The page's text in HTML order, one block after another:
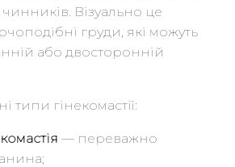
Візуально це
груди, які можуть
або двосторонній
типи гінекомастії:
— переважно